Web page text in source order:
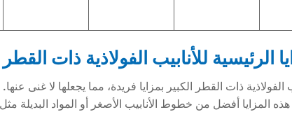
الفولاذية ذات القطر الكبير بمزايا فريدة، مما يجعلها لا
هذه المزايا أفضل من خطوط الأنابيب الأصغر أو المواد البديلة